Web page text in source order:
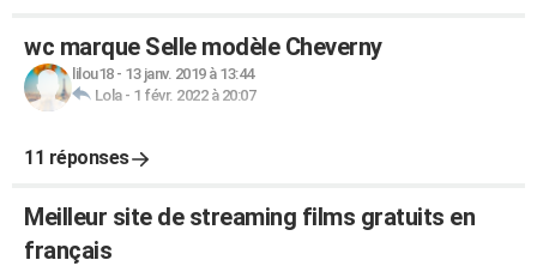
wc marque Selle modèle Cheverny
lilou18- 13 janv. 2019 à 13:44
Lola- 1 févr. 2022 à 20:07
11 réponses
Meilleur site de streaming films gratuits en
français